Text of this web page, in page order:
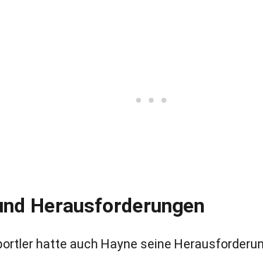
Herausforderungen
hatte auch Hayne seine